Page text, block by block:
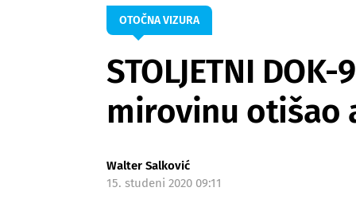
OTOČNA VIZURA
STOLJETNI
mirovinu otišao
Walter Salković
15. studeni 2020 09:11